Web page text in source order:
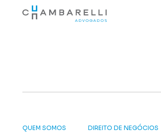
QUEM SOMOS DIREITO DE NEGÓCIOS